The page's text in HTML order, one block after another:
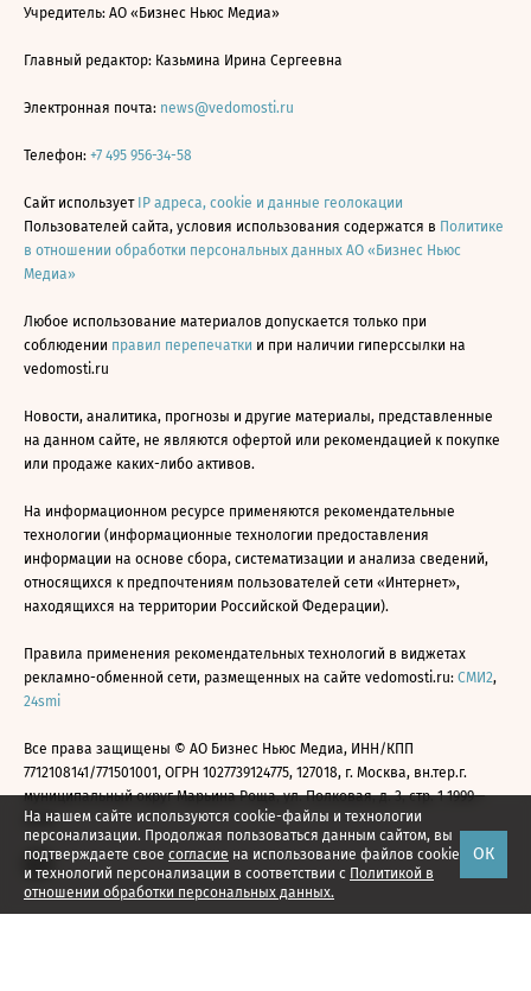
На нашем сайте используются cookie-файлы и технологии
персонализации. Продолжая пользоваться данным сайтом, вы
подтверждаете свое согласие на использование файлов cookie
и технологий персонализации в соответствии с Политикой в
отношении обработки персональных данных.
ОК
Учредитель: АО «Бизнес Ньюс Медиа»
Главный редактор: Казьмина Ирина Сергеевна
Электронная почта: news@vedomosti.ru
Телефон: +7 495 956-34-58
Сайт использует IP адреса, cookie и данные геолокации
Пользователей сайта, условия использования содержатся в Политике
в отношении обработки персональных данных АО «Бизнес Ньюс
Медиа»
Любое использование материалов допускается только при
соблюдении правил перепечатки и при наличии гиперссылки на
vedomosti.ru
Новости, аналитика, прогнозы и другие материалы, представленные
на данном сайте, не являются офертой или рекомендацией к покупке
или продаже каких-либо активов.
На информационном ресурсе применяются рекомендательные
технологии (информационные технологии предоставления
информации на основе сбора, систематизации и анализа сведений,
относящихся к предпочтениям пользователей сети «Интернет»,
находящихся на территории Российской Федерации).
Правила применения рекомендательных технологий в виджетах
рекламно-обменной сети, размещенных на сайте vedomosti.ru: СМИ2,
24smi
Все права защищены © АО Бизнес Ньюс Медиа, ИНН/КПП
7712108141/771501001, ОГРН 1027739124775, 127018, г. Москва, вн.тер.г.
муниципальный округ Марьина Роща, ул. Полковая, д. 3, стр. 1 1999—
2026